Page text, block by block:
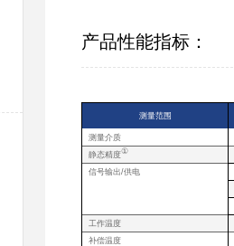
产品性能指标：
测量范围
测量介质
静态精度①
信号输出/供电
工作温度
补偿温度